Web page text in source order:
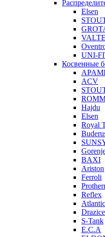
Elsen
UNI-
Косвенные
ACV
Hajdu
Elsen
Royal
BAXI
Ariston
Ferroli
Reflex
Atlantic
Drazice
S-Tank
E.C.A